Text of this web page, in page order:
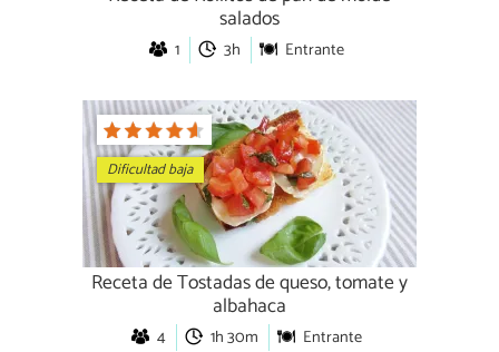
salados
1 3h Entrante
Dificultad baja
Receta de Tostadas de queso, tomate y
albahaca
4 1h 30m Entrante